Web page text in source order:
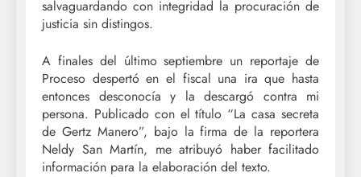
salvaguardando con integridad la procuración de
justicia sin distingos.
A finales del último septiembre un reportaje de
Proceso despertó en el fiscal una ira que hasta
entonces desconocía y la descargó contra mi
persona. Publicado con el título “La casa secreta
de Gertz Manero”, bajo la firma de la reportera
Neldy San Martín, me atribuyó haber facilitado
información para la elaboración del texto.